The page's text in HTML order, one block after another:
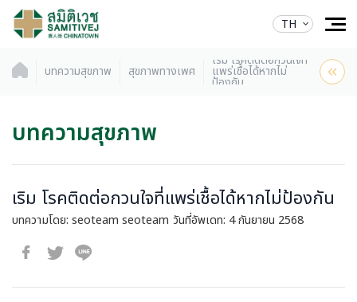
TH
บทความสุขภาพ สุขภาพทางเพศ
เริม โรคติดต่อกวนใจที่
แพร่เชื้อได้หากไม่
ป้องกัน
บทความสุขภาพ
เริม โรคติดต่อกวนใจที่แพร่เชื้อได้หากไม่ป้องกัน
บทความโดย: seoteam seoteam วันที่อัพเดท: 4 กันยายน 2568